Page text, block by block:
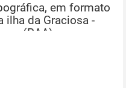
em formato
ilha da Graciosa -
(RAA)